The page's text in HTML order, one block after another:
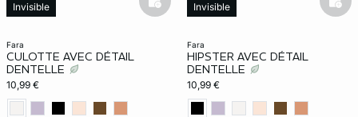
fara
CULOTTE AVEC DÉTAIL
DENTELLE
10,99 €
Invisible basketfull
fara
HIPSTER AVEC DÉTAIL
DENTELLE
10,99 €
Invisible